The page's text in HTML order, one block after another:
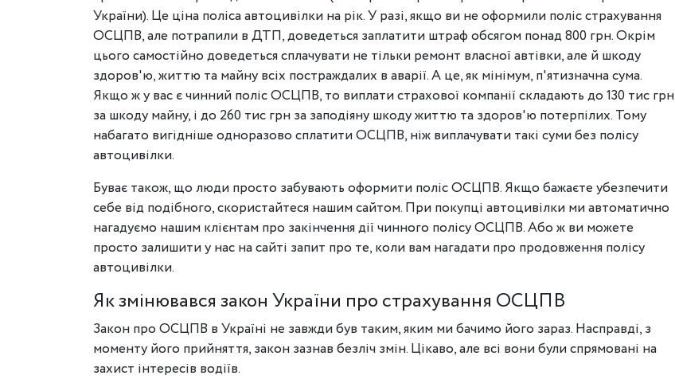
України). Це ціна поліса автоцивілки на рік. У разі, якщо ви не оформили поліс страхування
ОСЦПВ, але потрапили в ДТП, доведеться заплатити штраф обсягом понад 800 грн. Окрім
цього самостійно доведеться сплачувати не тільки ремонт власної автівки, але й шкоду
здоров'ю, життю та майну всіх постраждалих в аварії. А це, як мінімум, п'ятизначна сума.
Якщо ж у вас є чинний поліс ОСЦПВ, то виплати страхової компанії складають до 130 тис грн
за шкоду майну, і до 260 тис грн за заподіяну шкоду життю та здоров'ю потерпілих. Тому
набагато вигідніше одноразово сплатити ОСЦПВ, ніж виплачувати такі суми без полісу
автоцивілки.
Буває також, що люди просто забувають оформити поліс ОСЦПВ. Якщо бажаєте убезпечити
себе від подібного, скористайтеся нашим сайтом. При покупці автоцивілки ми автоматично
нагадуємо нашим клієнтам про закінчення дії чинного полісу ОСЦПВ. Або ж ви можете
просто залишити у нас на сайті запит про те, коли вам нагадати про продовження полісу
автоцивілки.
Як змінювався закон України про страхування ОСЦПВ
Закон про ОСЦПВ в Україні не завжди був таким, яким ми бачимо його зараз. Насправді, з
моменту його прийняття, закон зазнав безліч змін. Цікаво, але всі вони були спрямовані на
захист інтересів водіїв.